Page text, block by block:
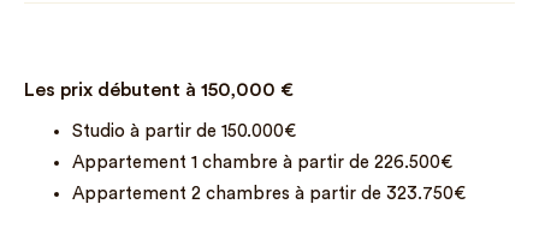
Les prix débutent à 150,000 €
Studio à partir de 150.000€
Appartement 1 chambre à partir de 226.500€
Appartement 2 chambres à partir de 323.750€